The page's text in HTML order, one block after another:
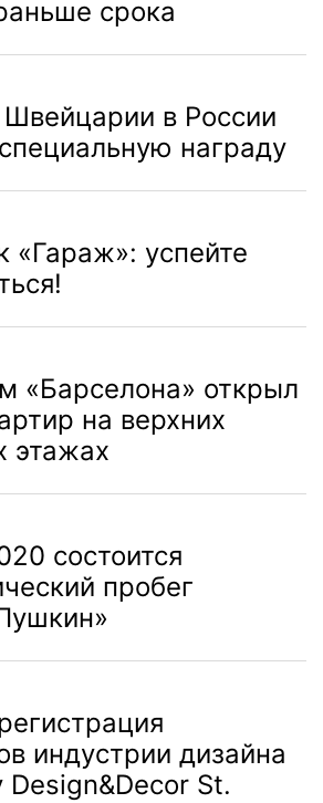
срока
Швейцарии в России
награду
«Гараж»: успейте
«Барселона» открыл
на верхних
этажах
состоится
пробег
индустрии дизайна
Design&Decor St.